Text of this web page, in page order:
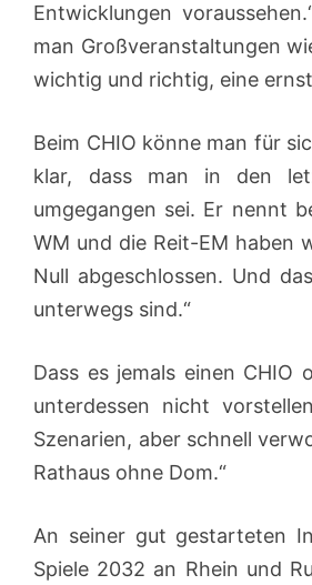
Entwicklungen
man Großveranstaltungen
wichtig und richtig, eine
Beim CHIO könne man für
klar, dass man in den
umgegangen sei. Er nennt
WM und die Reit-EM haben
Null abgeschlossen. Und
unterwegs sind.“
Dass es jemals einen CHIO
unterdessen nicht
Szenarien, aber schnell
Rathaus ohne Dom.“
An seiner gut gestarteten
Spiele 2032 an Rhein und